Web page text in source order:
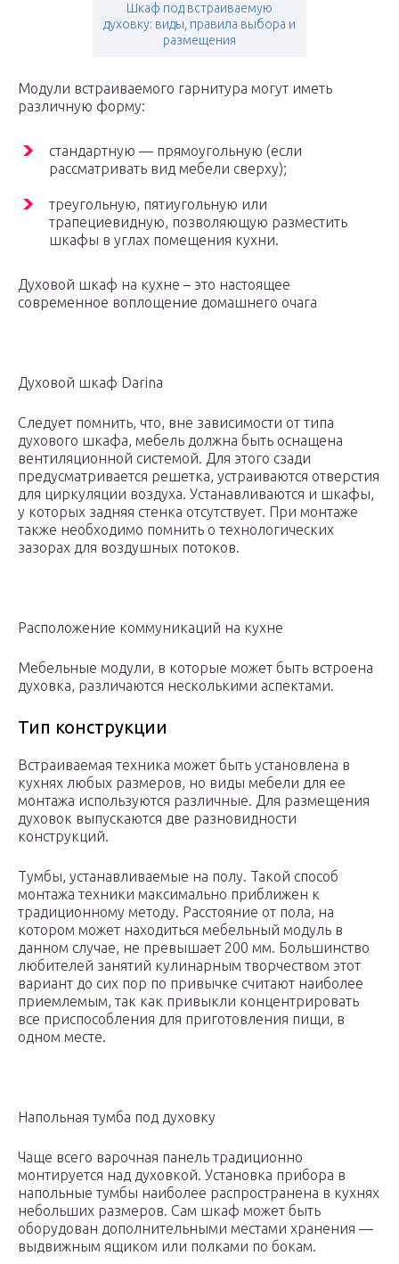
Шкаф под встраиваемую
духовку: виды, правила выбора и
размещения
Модули встраиваемого гарнитура могут иметь
различную форму:
стандартную — прямоугольную (если
рассматривать вид мебели сверху);
треугольную, пятиугольную или
трапециевидную, позволяющую разместить
шкафы в углах помещения кухни.
Духовой шкаф на кухне – это настоящее
современное воплощение домашнего очага
Духовой шкаф Darina
Следует помнить, что, вне зависимости от типа
духового шкафа, мебель должна быть оснащена
вентиляционной системой. Для этого сзади
предусматривается решетка, устраиваются отверстия
для циркуляции воздуха. Устанавливаются и шкафы,
у которых задняя стенка отсутствует. При монтаже
также необходимо помнить о технологических
зазорах для воздушных потоков.
Расположение коммуникаций на кухне
Мебельные модули, в которые может быть встроена
духовка, различаются несколькими аспектами.
Тип конструкции
Встраиваемая техника может быть установлена в
кухнях любых размеров, но виды мебели для ее
монтажа используются различные. Для размещения
духовок выпускаются две разновидности
конструкций.
Тумбы, устанавливаемые на полу. Такой способ
монтажа техники максимально приближен к
традиционному методу. Расстояние от пола, на
котором может находиться мебельный модуль в
данном случае, не превышает 200 мм. Большинство
любителей занятий кулинарным творчеством этот
вариант до сих пор по привычке считают наиболее
приемлемым, так как привыкли концентрировать
все приспособления для приготовления пищи, в
одном месте.
Напольная тумба под духовку
Чаще всего варочная панель традиционно
монтируется над духовкой. Установка прибора в
напольные тумбы наиболее распространена в кухнях
небольших размеров. Сам шкаф может быть
оборудован дополнительными местами хранения —
выдвижным ящиком или полками по бокам.